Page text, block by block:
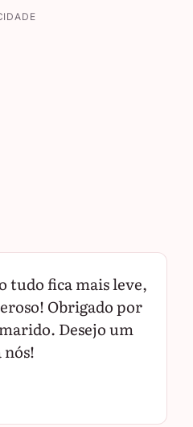
tudo fica mais leve,
Obrigado por
Desejo um